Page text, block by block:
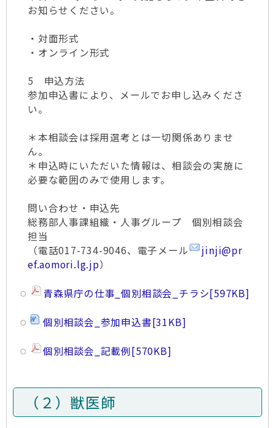
お知らせください。
・対面形式
・オンライン形式
5 申込方法
参加申込書により、メールでお申し込みくださ
い。
＊本相談会は採用選考とは一切関係ありませ
ん。
＊申込時にいただいた情報は、相談会の実施に
必要な範囲のみで使用します。
問い合わせ・申込先
総務部人事課組織・人事グループ 個別相談会
担当
（電話017-734-9046、電子メール
jinji@pr
ef.aomori.lg.jp）
青森県庁の仕事_個別相談会_チラシ[597KB]
個別相談会_参加申込書[31KB]
個別相談会_記載例[570KB]
（２）獣医師